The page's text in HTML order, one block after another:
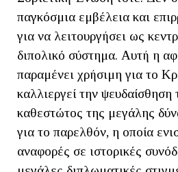
παγκόσμια εμβέλεια και
για να λειτουργήσει ως
διπολικό σύστημα. Αυτή η
παραμένει χρήσιμη για το
καλλιεργεί την ψευδαίσθηση
καθεστώτος της μεγάλης
για το παρελθόν, η οποία
αναφορές σε ιστορικές